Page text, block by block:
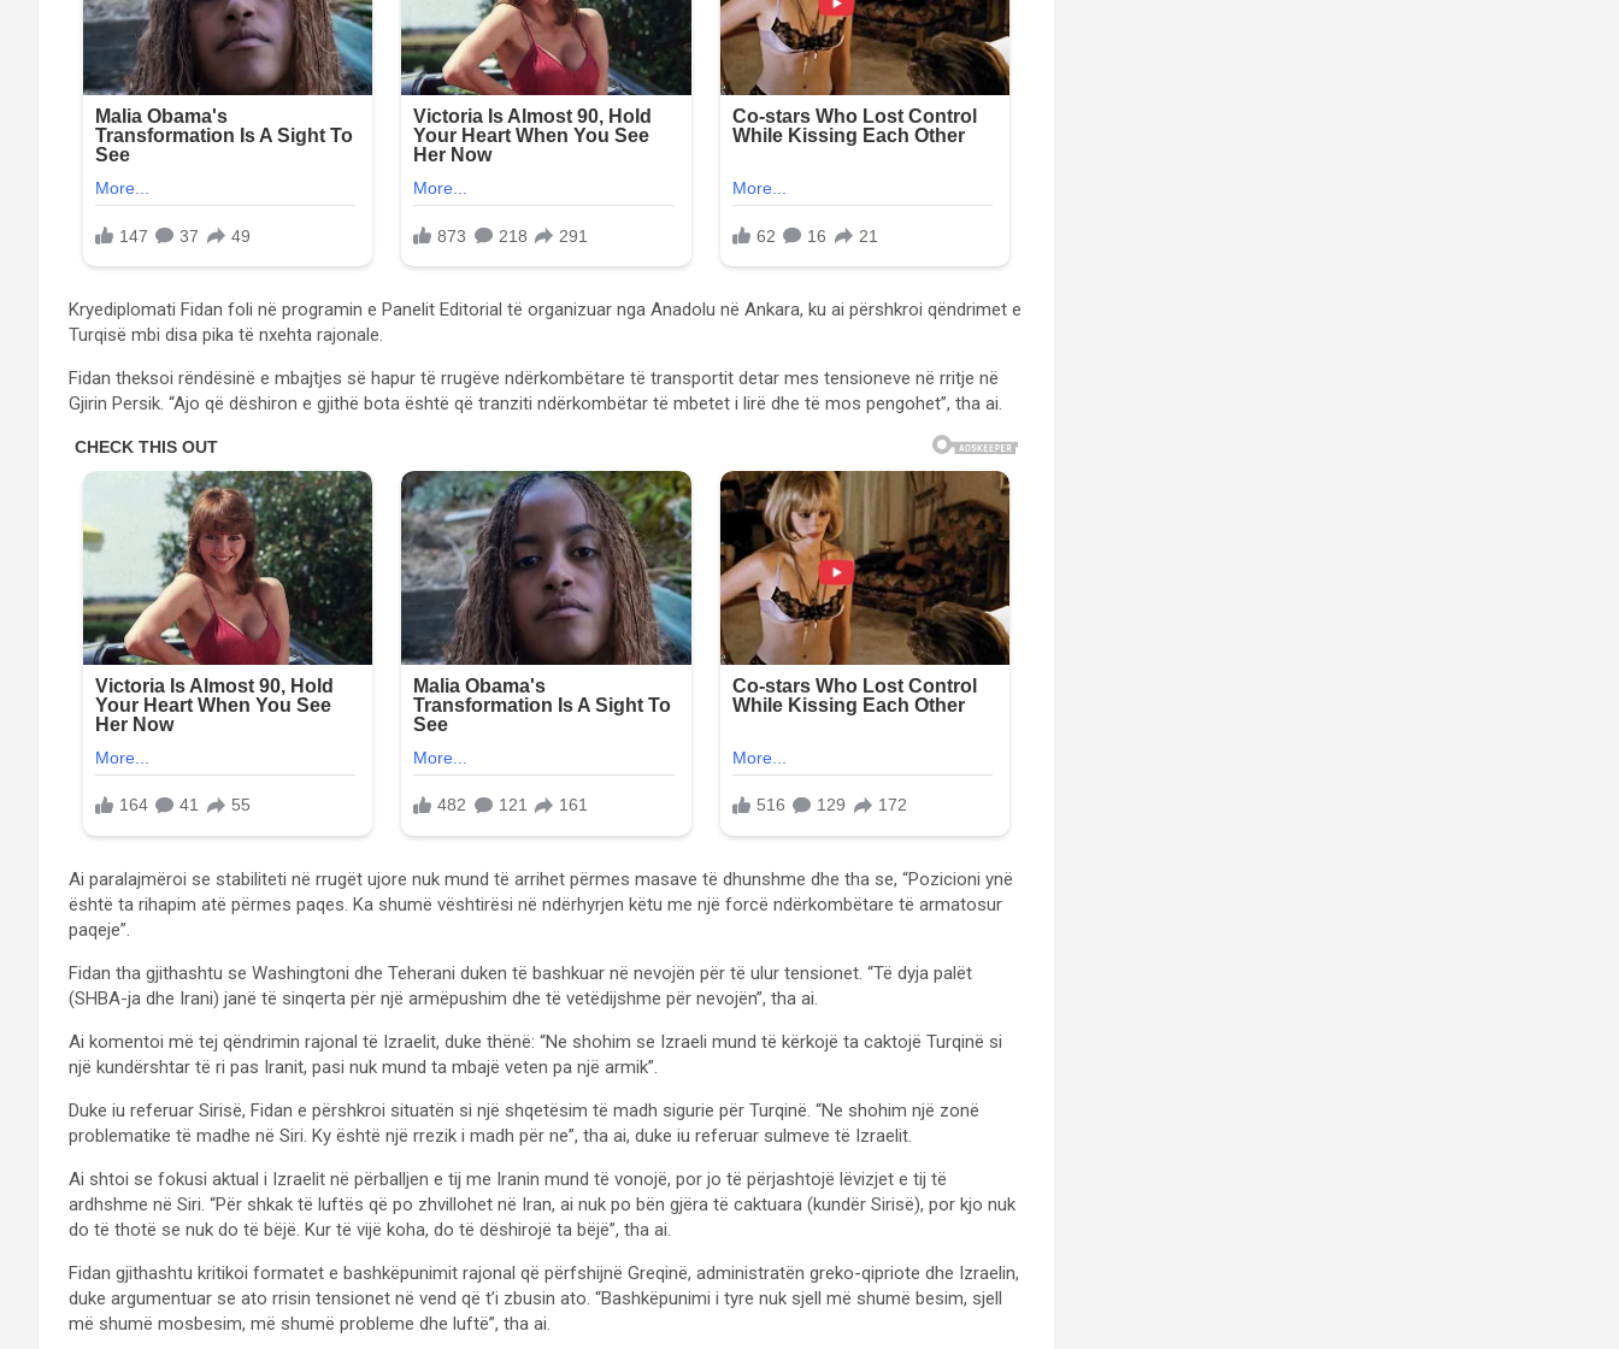
Kryediplomati Fidan foli në programin e Panelit Editorial të organizuar nga Anadolu në Ankara, ku ai përshkroi qëndrimet e
Turqisë mbi disa pika të nxehta rajonale.
Fidan theksoi rëndësinë e mbajtjes së hapur të rrugëve ndërkombëtare të transportit detar mes tensioneve në rritje në
Gjirin Persik. “Ajo që dëshiron e gjithë bota është që tranziti ndërkombëtar të mbetet i lirë dhe të mos pengohet”, tha ai.
Ai paralajmëroi se stabiliteti në rrugët ujore nuk mund të arrihet përmes masave të dhunshme dhe tha se, “Pozicioni ynë
është ta rihapim atë përmes paqes. Ka shumë vështirësi në ndërhyrjen këtu me një forcë ndërkombëtare të armatosur
paqeje”.
Fidan tha gjithashtu se Washingtoni dhe Teherani duken të bashkuar në nevojën për të ulur tensionet. “Të dyja palët
(SHBA-ja dhe Irani) janë të sinqerta për një armëpushim dhe të vetëdijshme për nevojën”, tha ai.
Ai komentoi më tej qëndrimin rajonal të Izraelit, duke thënë: “Ne shohim se Izraeli mund të kërkojë ta caktojë Turqinë si
një kundërshtar të ri pas Iranit, pasi nuk mund ta mbajë veten pa një armik”.
Duke iu referuar Sirisë, Fidan e përshkroi situatën si një shqetësim të madh sigurie për Turqinë. “Ne shohim një zonë
problematike të madhe në Siri. Ky është një rrezik i madh për ne”, tha ai, duke iu referuar sulmeve të Izraelit.
Ai shtoi se fokusi aktual i Izraelit në përballjen e tij me Iranin mund të vonojë, por jo të përjashtojë lëvizjet e tij të
ardhshme në Siri. “Për shkak të luftës që po zhvillohet në Iran, ai nuk po bën gjëra të caktuara (kundër Sirisë), por kjo nuk
do të thotë se nuk do të bëjë. Kur të vijë koha, do të dëshirojë ta bëjë”, tha ai.
Fidan gjithashtu kritikoi formatet e bashkëpunimit rajonal që përfshijnë Greqinë, administratën greko-qipriote dhe Izraelin,
duke argumentuar se ato rrisin tensionet në vend që t’i zbusin ato. “Bashkëpunimi i tyre nuk sjell më shumë besim, sjell
më shumë mosbesim, më shumë probleme dhe luftë”, tha ai.